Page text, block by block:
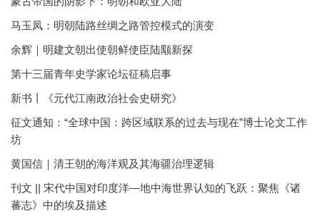
马玉凤：明朝陆路丝绸之路管控模式的演变
余辉｜明建文朝出使朝鲜使臣陆颙新探
第十三届青年史学家论坛征稿启事
新书丨《元代江南政治社会史研究》
征文通知：“全球中国：跨区域联系的过去与现在”博士论文工作
坊
黄国信｜清王朝的海洋观及其海疆治理逻辑
刊文 || 宋代中国对印度洋—地中海世界认知的飞跃：聚焦《诸
蕃志》中的埃及描述